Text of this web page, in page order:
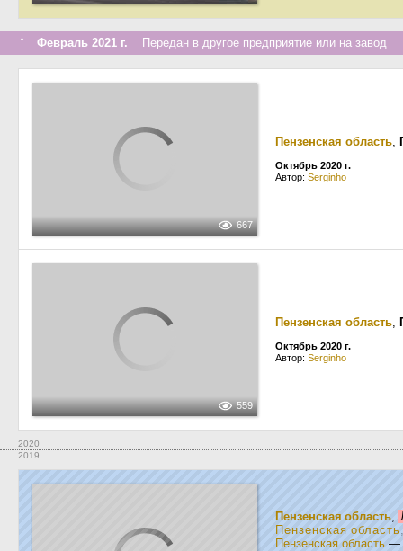
↑ Февраль 2021 г. Передан в другое предприятие или на завод
667
Пензенская область,
Октябрь 2020 г.
Автор: Serginho
559
Пензенская область,
Октябрь 2020 г.
Автор: Serginho
2020
2019
Пензенская область,
Пензенская область
Пензенская область —